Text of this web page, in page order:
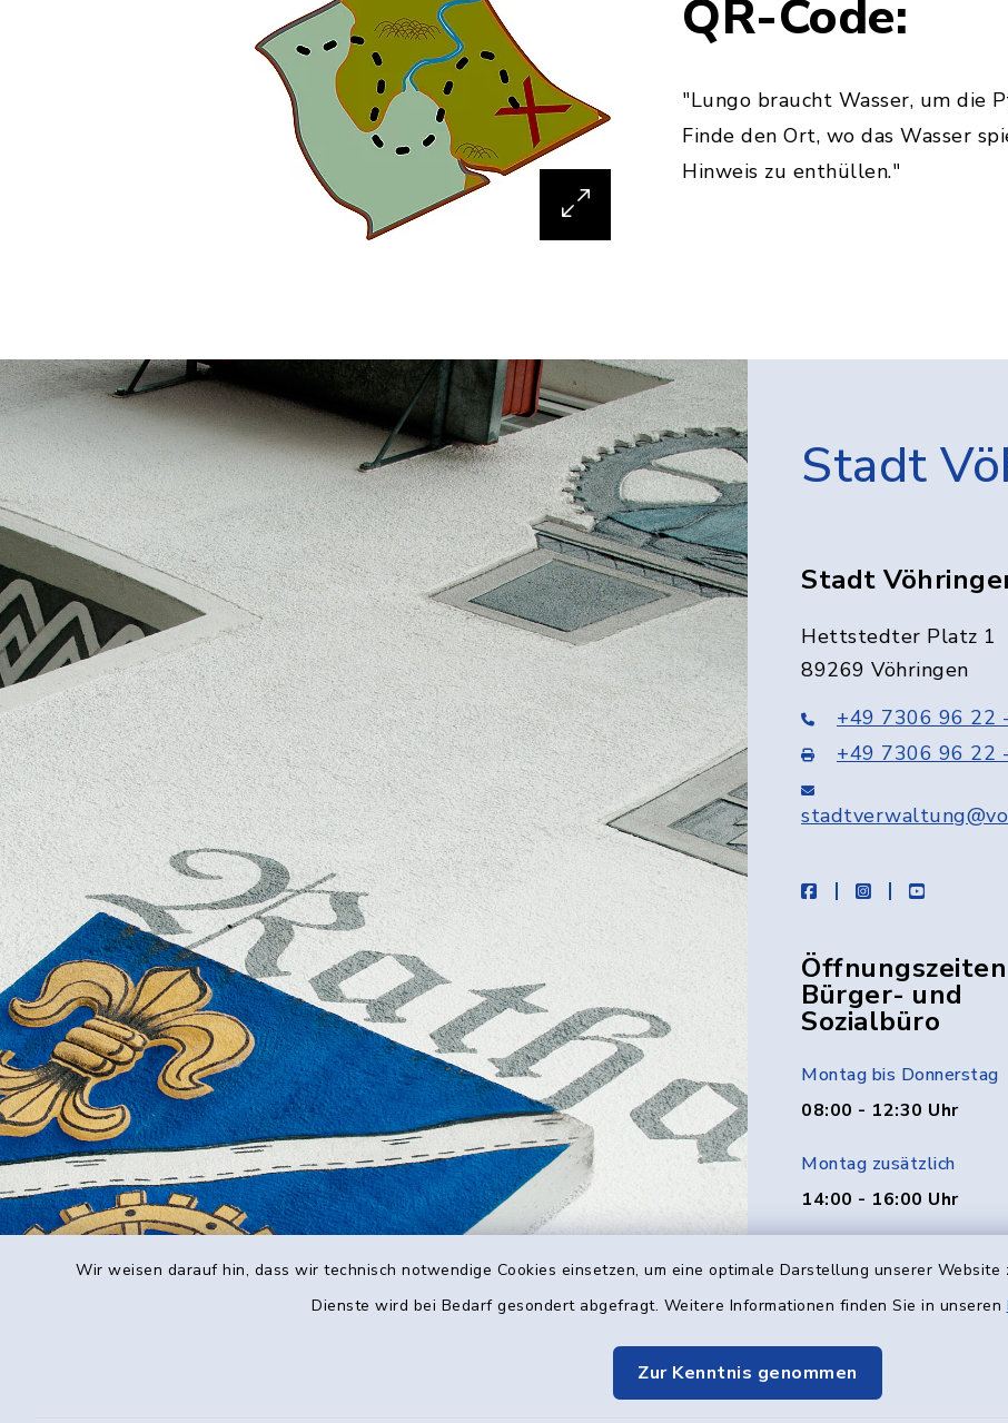
Wir weisen darauf hin, dass wir technisch notwendige Cookies einsetzen, um eine optimale Darstellung unserer
Dienste wird bei Bedarf gesondert abgefragt. Weitere Informationen finden Sie in unseren
Zur Kenntnis genommen
QR-Code:
"Lungo braucht Wasser, um die
Finde den Ort, wo das Wasser
Hinweis zu enthüllen."
Stadt
Stadt
Hettstedter Platz 1
89269 Vöhringen
+49 7306 96 22
+49 7306 96 22
facebookinstagramyoutube
Öffnungszeiten
Bürger- und
Sozialbüro
Montag bis Donnerstag
08:00 - 12:30 Uhr
Montag zusätzlich
14:00 - 16:00 Uhr
Freitag
08:00 - 12:00 Uhr